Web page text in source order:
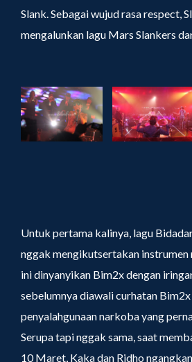
Slank. Sebagai wujud rasa respect,
mengalunkan lagu Mars Slankers
Untuk pertama kalinya, lagu
nggak mengikutsertakan instrumen
ini dinyanyikan Bim2x dengan
sebelumnya diawali curhatan
penyalahgunaan narkoba yang
Serupa tapi nggak sama, saat
10 Maret, Kaka dan Ridho